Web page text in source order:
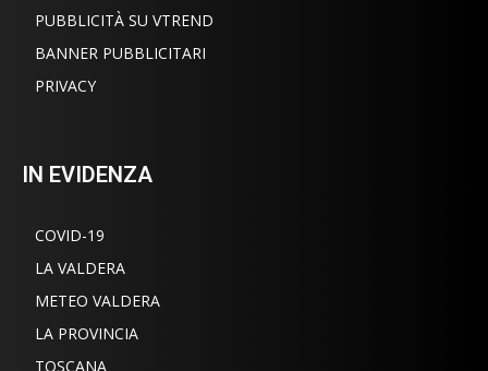
PUBBLICITÀ SU VTREND
BANNER PUBBLICITARI
PRIVACY
IN EVIDENZA
COVID-19
LA VALDERA
METEO VALDERA
LA PROVINCIA
TOSCANA